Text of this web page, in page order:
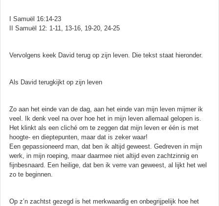
I Samuël 16:14-23
II Samuël 12: 1-11, 13-16, 19-20, 24-25
Vervolgens keek David terug op zijn leven. Die tekst staat hieronder.
Als David terugkijkt op zijn leven
Zo aan het einde van de dag, aan het einde van mijn leven mijmer ik
veel. Ik denk veel na over hoe het in mijn leven allemaal gelopen is.
Het klinkt als een cliché om te zeggen dat mijn leven er één is met
hoogte- en dieptepunten, maar dat is zeker waar!
Een gepassioneerd man, dat ben ik altijd geweest. Gedreven in mijn
werk, in mijn roeping, maar daarmee niet altijd even zachtzinnig en
fijnbesnaard. Een heilige, dat ben ik verre van geweest, al lijkt het wel
zo te beginnen.
Op z’n zachtst gezegd is het merkwaardig en onbegrijpelijk hoe het